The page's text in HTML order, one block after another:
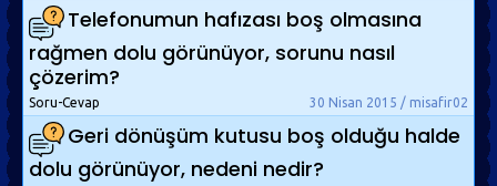
Telefonumun hafızası boş olmasına
rağmen dolu görünüyor, sorunu nasıl
çözerim?
30 Nisan 2015 / misafir02
Soru-Cevap
Geri dönüşüm kutusu boş olduğu halde
dolu görünüyor, nedeni nedir?